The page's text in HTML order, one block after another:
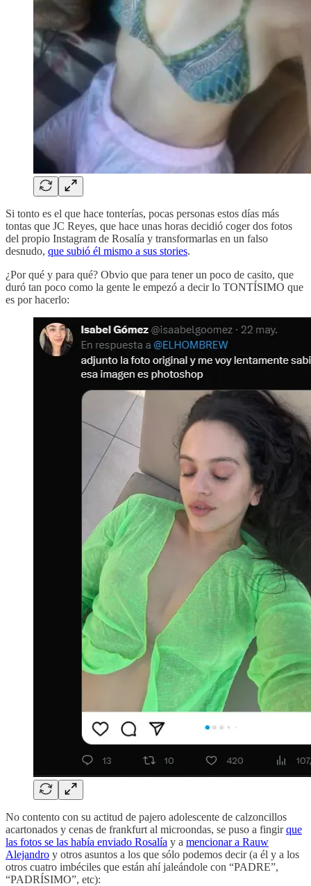
Si tonto es el que hace tonterías, pocas personas estos días más
tontas que JC Reyes, que hace unas horas decidió coger dos fotos
del propio Instagram de Rosalía y transformarlas en un falso
desnudo, que subió él mismo a sus stories.
¿Por qué y para qué? Obvio que para tener un poco de casito, que
duró tan poco como la gente le empezó a decir lo TONTÍSIMO que
es por hacerlo:
No contento con su actitud de pajero adolescente de calzoncillos
acartonados y cenas de frankfurt al microondas, se puso a fingirque
las fotos se las había enviado Rosalía y a mencionar a Rauw
Alejandro y otros asuntos a los que sólo podemos decir (a él y a los
otros cuatro imbéciles que están ahí jaleándole con “PADRE”,
“PADRÍSIMO”, etc):